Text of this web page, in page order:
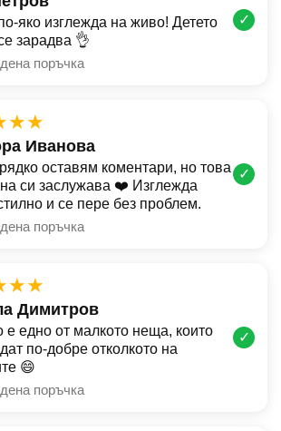
яко изглежда на живо! Детето
зарадва 👌
поръчка
✓
Иванова
оставям коментари, но това
си заслужава ❤️ Изглежда
и се пере без проблем.
поръчка
✓
Димитров
е едно от малкото неща, които
по-добре отколкото на
😄
поръчка
✓